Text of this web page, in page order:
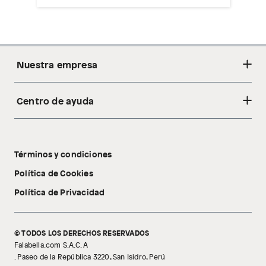
Plantas.
Productos que hayan sido previamente instalados.
Baterías de auto.
Nuestra empresa
Acerca de nosotros
Tecnología Pillow Walk
Centro de ayuda
Libro de reclamaciones
Términos y condiciones
Política de Cookies
Política de Privacidad
© TODOS LOS DERECHOS RESERVADOS
Falabella.com S.A.C. A
. Paseo de la República 3220, San Isidro, Perú